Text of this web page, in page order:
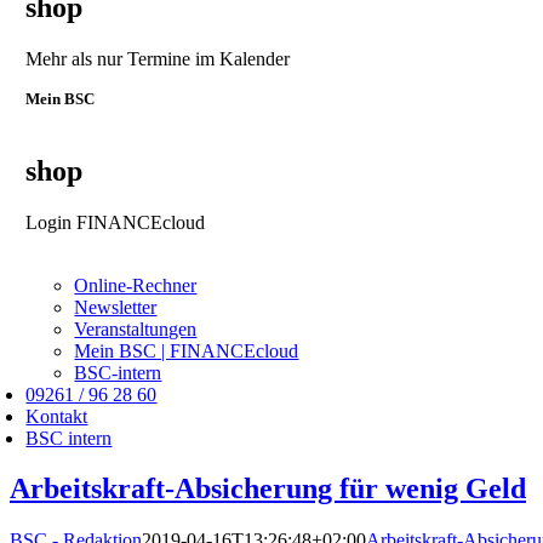
shop
Mehr als nur Termine im Kalender
Mein BSC
shop
Login FINANCEcloud
Online-Rechner
Newsletter
Veranstaltungen
Mein BSC | FINANCEcloud
BSC-intern
09261 / 96 28 60
Kontakt
BSC intern
Arbeitskraft-Absicherung für wenig Geld